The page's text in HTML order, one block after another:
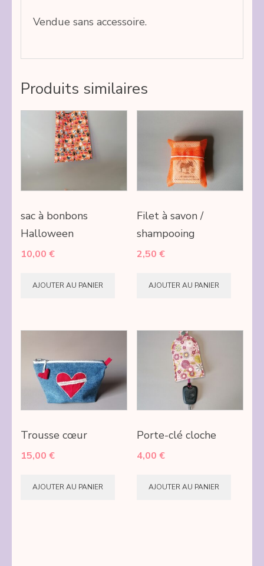
Vendue sans accessoire.
Produits similaires
sac à bonbons
Halloween
10,00 €
AJOUTER AU PANIER
Filet à savon /
shampooing
2,50 €
AJOUTER AU PANIER
Trousse cœur
15,00 €
AJOUTER AU PANIER
Porte-clé cloche
4,00 €
AJOUTER AU PANIER